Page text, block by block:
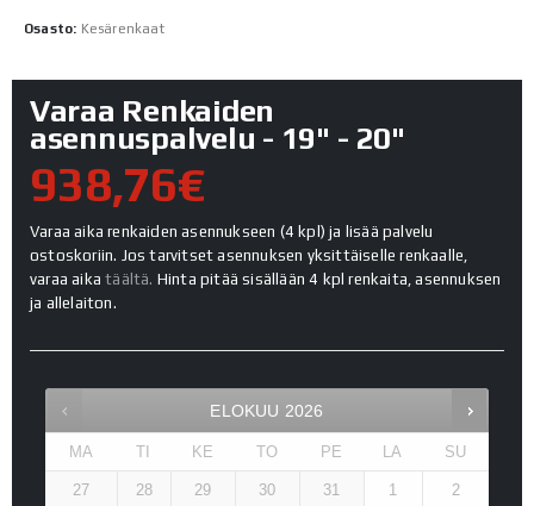
Osasto: Kesärenkaat
Varaa Renkaiden
asennuspalvelu - 19" - 20"
938,76€
Varaa aika renkaiden asennukseen (4 kpl) ja lisää palvelu
ostoskoriin. Jos tarvitset asennuksen yksittäiselle renkaalle,
varaa aikatäältä. Hinta pitää sisällään 4 kpl renkaita, asennuksen
ja allelaiton.
ELOKUU 2026
MA TI KE TO PE LA SU
27 28 29 30 31 1 2